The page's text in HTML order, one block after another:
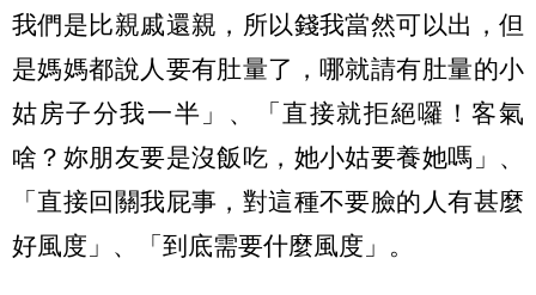
我們是比親戚還親，所以錢我當然可以出，但
是媽媽都說人要有肚量了，哪就請有肚量的小
姑房子分我一半」、「直接就拒絕囉！客氣
啥？妳朋友要是沒飯吃，她小姑要養她嗎」、
「直接回關我屁事，對這種不要臉的人有甚麼
好風度」、「到底需要什麼風度」。